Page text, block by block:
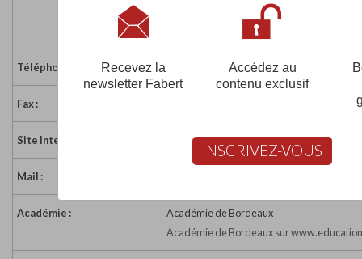
Téléphone : 05 56 08 79 22
Fax :
Site Internet : http://www.sainteannelebouscat.fr/
Mail :
Académie :
Académie de Bordeaux
Académie de Bordeaux sur
Recevez la
newsletter Fabert
Accédez au
contenu exclusif
INSCRIVEZ-VOUS